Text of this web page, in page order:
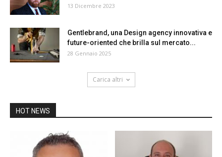
13 Dicembre 2023
Gentlebrand, una Design agency innovativa e
future-oriented che brilla sul mercato...
28 Gennaio 2025
Carica altri
HOT NEWS